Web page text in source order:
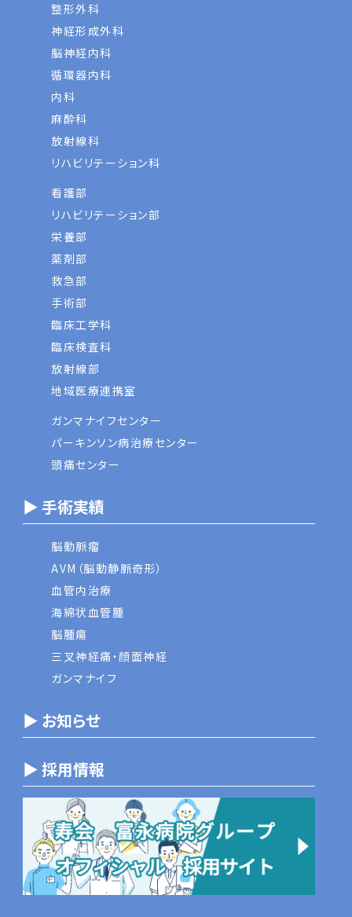
整形外科
神経形成外科
脳神経内科
循環器内科
内科
麻酔科
放射線科
リハビリテーション科
看護部
リハビリテーション部
栄養部
薬剤部
救急部
手術部
臨床工学科
臨床検査科
放射線部
地域医療連携室
ガンマナイフセンター
パーキンソン病治療センター
頭痛センター
▶ 手術実績
脳動脈瘤
AVM（脳動静脈奇形）
血管内治療
海綿状血管腫
脳腫瘍
三叉神経痛・顔面神経
ガンマナイフ
▶ お知らせ
▶ 採用情報